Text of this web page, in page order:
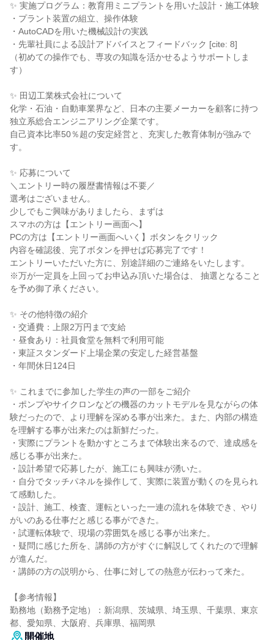
✨ 実施プログラム：教育用ミニプラントを用いた設計・施工体験
・プラント装置の組立、操作体験
・AutoCADを用いた機械設計の実践
・先輩社員による設計アドバイスとフィードバック [cite: 8]
（初めての操作でも、専攻の知識を活かせるようサポートしま
す）
✨ 田辺工業株式会社について
化学・石油・自動車業界など、日本の主要メーカーを顧客に持つ
独立系総合エンジニアリング企業です。
自己資本比率50％超の安定経営と、充実した教育体制が強みで
す。
✨ 応募について
＼エントリー時の履歴書情報は不要／
選考はございません。
少しでもご興味がありましたら、まずは
スマホの方は【エントリー画面へ】
PCの方は【エントリー画面へいく】ボタンをクリック
内容を確認後、完了ボタンを押せば応募完了です！
エントリーいただいた方に、別途詳細のご連絡をいたします。
※万が一定員を上回ってお申込み頂いた場合は、 抽選となること
を予め御了承ください。
✨ その他特徴の紹介
・交通費：上限2万円まで支給
・昼食あり：社員食堂を無料で利用可能
・東証スタンダード上場企業の安定した経営基盤
・年間休日124日
✨ これまでに参加した学生の声の一部をご紹介
・ポンプやサイクロンなどの機器のカットモデルを見ながらの体
験だったので、より理解を深める事が出来た。また、内部の構造
を理解する事が出来たのは新鮮だった。
・実際にプラントを動かすところまで体験出来るので、達成感を
感じる事が出来た。
・設計希望で応募したが、施工にも興味が湧いた。
・自分でタッチパネルを操作して、実際に装置が動くのを見られ
て感動した。
・設計、施工、検査、運転といった一連の流れを体験でき、やり
がいのある仕事だと感じる事ができた。
・試運転体験で、現場の雰囲気を感じる事が出来た。
・疑問に感じた所を、講師の方がすぐに解説してくれたので理解
が進んだ。
・講師の方の説明から、仕事に対しての熱意が伝わって来た。
【参考情報】
勤務地（勤務予定地）：新潟県、茨城県、埼玉県、千葉県、東京
都、愛知県、大阪府、兵庫県、福岡県
開催地